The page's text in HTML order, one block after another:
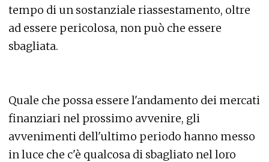
tempo di un sostanziale riassestamento, oltre
ad essere pericolosa, non può che essere
sbagliata.
Quale che possa essere l'andamento dei mercati
finanziari nel prossimo avvenire, gli
avvenimenti dell'ultimo periodo hanno messo
in luce che c'è qualcosa di sbagliato nel loro